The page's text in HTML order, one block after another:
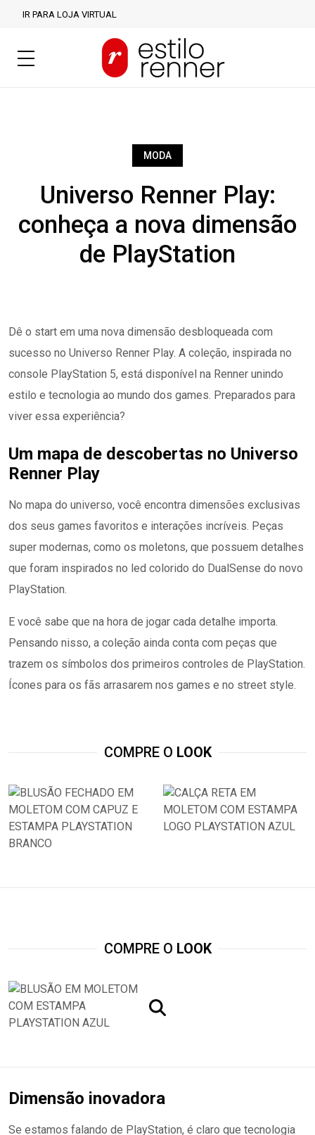
IR PARA LOJA VIRTUAL
MODA
Universo Renner Play:
conheça a nova dimensão
de PlayStation
Dê o start em uma nova dimensão desbloqueada com
sucesso no Universo Renner Play. A coleção, inspirada no
console PlayStation 5, está disponível na Renner unindo
estilo e tecnologia ao mundo dos games. Preparados para
viver essa experiência?
Um mapa de descobertas no Universo
Renner Play
No mapa do universo, você encontra dimensões exclusivas
dos seus games favoritos e interações incríveis. Peças
super modernas, como os moletons, que possuem detalhes
que foram inspirados no led colorido do DualSense do novo
PlayStation.
E você sabe que na hora de jogar cada detalhe importa.
Pensando nisso, a coleção ainda conta com peças que
trazem os símbolos dos primeiros controles de PlayStation.
Ícones para os fãs arrasarem nos games e no street style.
COMPRE O LOOK
COMPRE O LOOK
Dimensão inovadora
Se estamos falando de PlayStation, é claro que tecnologia